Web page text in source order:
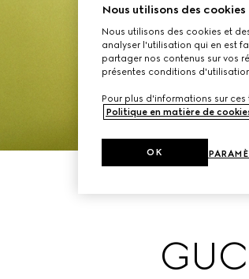
Nous utilisons des cookies
Nous utilisons des cookies et
analyser l'utilisation qui en est
partager nos contenus sur vos
présentes conditions
Pour plus d'informations sur
Politique en matière de
OK